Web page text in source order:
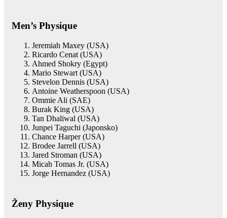
Men’s Physique
Jeremiah Maxey (USA)
Ricardo Cenat (USA)
Ahmed Shokry (Egypt)
Mario Stewart (USA)
Stevelon Dennis (USA)
Antoine Weatherspoon (USA)
Ommie Ali (SAE)
Burak King (USA)
Tan Dhaliwal (USA)
Junpei Taguchi (Japonsko)
Chance Harper (USA)
Brodee Jarrell (USA)
Jared Stroman (USA)
Micah Tomas Jr. (USA)
Jorge Hernandez (USA)
Ženy Physique